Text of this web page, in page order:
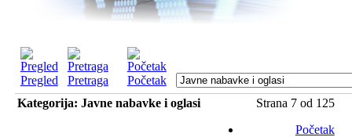
Pregled Pretraga
Početak
Kategorija: Javne nabavke i oglasi
Strana 7 od 125
Početak